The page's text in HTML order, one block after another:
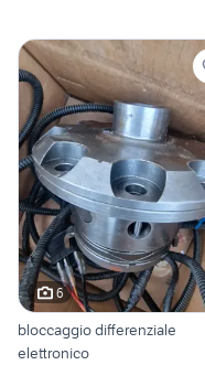
6
bloccaggio differenziale
elettronico